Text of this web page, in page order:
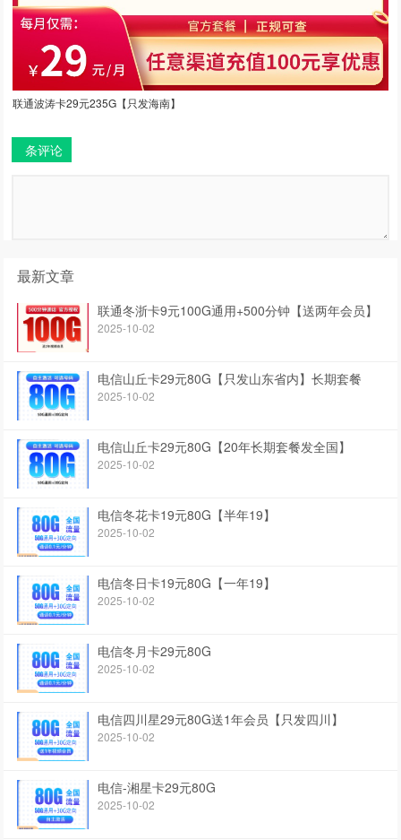
联通波涛卡29元235G【只发海南】
条评论
最新文章
联通冬浙卡9元100G通用+500分钟【送两年会员】
2025-10-02
电信山丘卡29元80G【只发山东省内】长期套餐
2025-10-02
电信山丘卡29元80G【20年长期套餐发全国】
2025-10-02
电信冬花卡19元80G【半年19】
2025-10-02
电信冬日卡19元80G【一年19】
2025-10-02
电信冬月卡29元80G
2025-10-02
电信四川星29元80G送1年会员【只发四川】
2025-10-02
电信-湘星卡29元80G
2025-10-02